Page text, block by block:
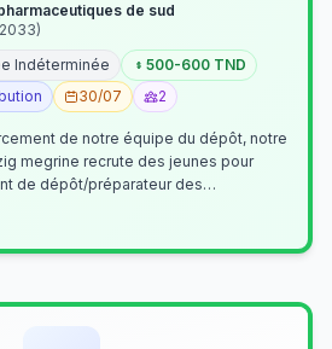
de sud
Indéterminée
500-600 TND
30/07 2
de notre équipe du dépôt, notre
recrute des jeunes pour
de dépôt/préparateur des